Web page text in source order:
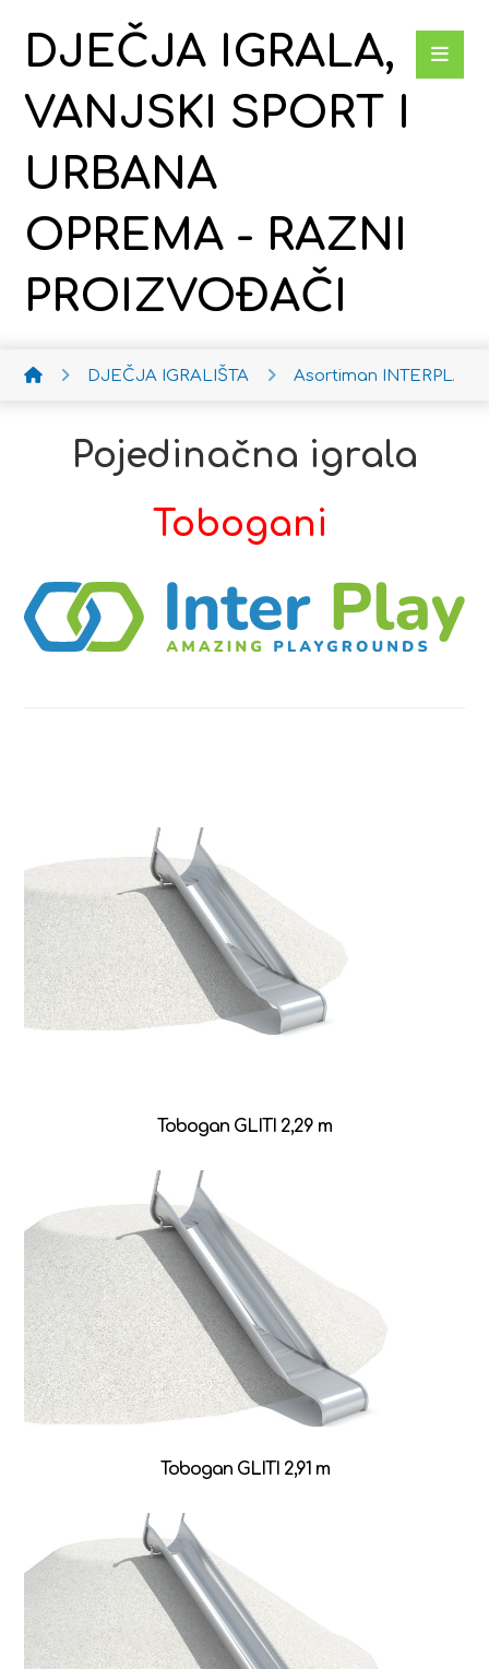
DJEČJA IGRALA,
VANJSKI SPORT I
URBANA
OPREMA - RAZNI
PROIZVOĐAČI
DJEČJA IGRALIŠTA Asortiman INTERPLAY
Pojedinačna igrala
Tobogani
Tobogan GLITI 2,29 m
Tobogan GLITI 2,91 m